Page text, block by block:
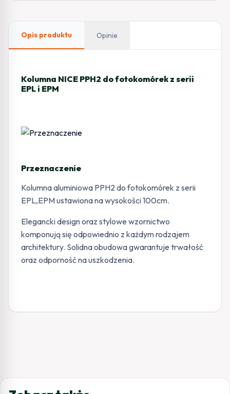
EPM
Opis produktu Opinie
Kolumna NICE PPH2 do fotokomórek z serii
EPL i EPM
Przeznaczenie
Kolumna aluminiowa PPH2 do fotokomórek z serii
EPL,EPM ustawiona na wysokości 100cm.
Elegancki design oraz stylowe wzornictwo
komponują się odpowiednio z każdym rodzajem
architektury. Solidna obudowa gwarantuje trwałość
oraz odporność na uszkodzenia.